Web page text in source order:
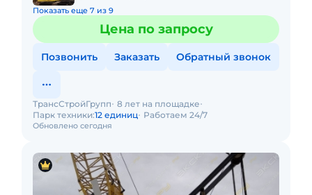
Показать еще 7 из 9
Цена по запросу
Позвонить Заказать Обратный звонок
Обновлено сегодня
ТрансСтройГрупп 8 лет на площадке
Парк техники:12 единиц Работаем 24/7